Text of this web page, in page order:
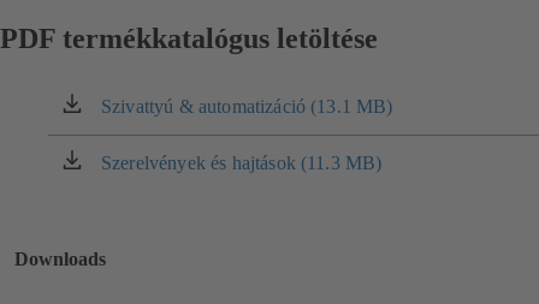
PDF termékkatalógus letöltése
Szivattyú & automatizáció (13.1 MB)
(új
lapon
nyílik
Szerelvények és hajtások (11.3 MB)
(új
Downloads